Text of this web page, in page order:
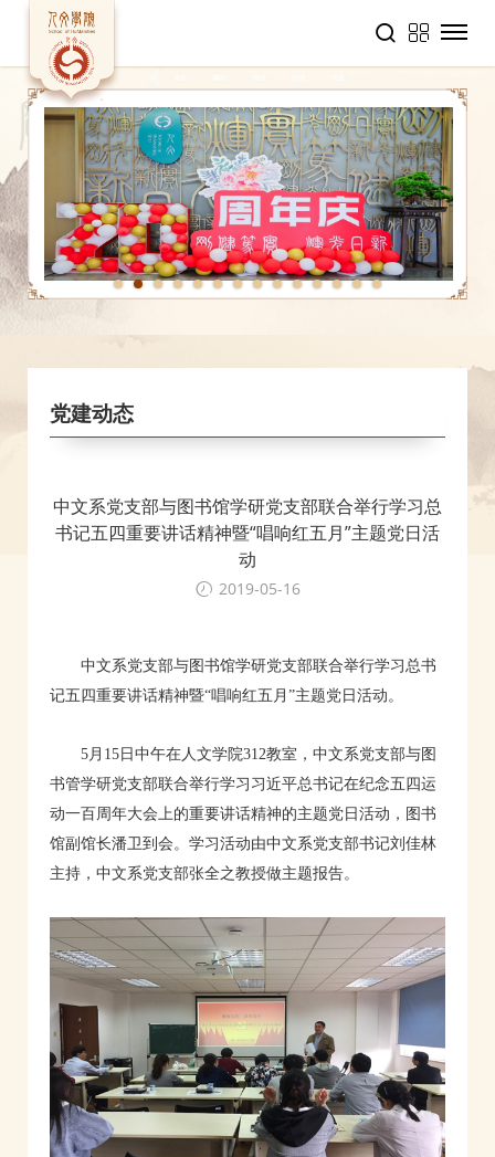
4 5 6 7 8 9 10 11 12 13 14
党建动态
中文系党支部与图书馆学研党支部联合举行学习总
书记五四重要讲话精神暨“唱响红五月”主题党日活
动
2019-05-16
中文系党支部与图书馆学研党支部联合举行学习总书
记五四重要讲话精神暨“唱响红五月”主题党日活动。
5月15日中午在人文学院312教室，中文系党支部与图
书管学研党支部联合举行学习习近平总书记在纪念五四运
动一百周年大会上的重要讲话精神的主题党日活动，图书
馆副馆长潘卫到会。学习活动由中文系党支部书记刘佳林
主持，中文系党支部张全之教授做主题报告。